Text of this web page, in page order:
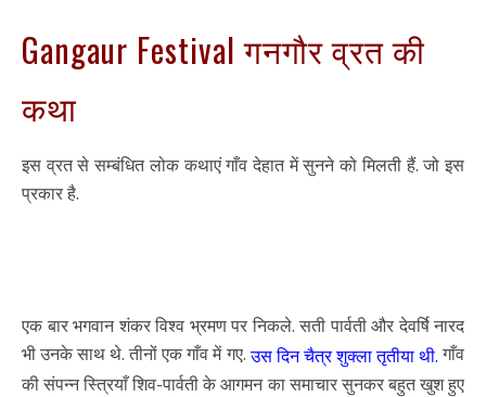
Gangaur Festival गनगौर व्रत की
कथा
इस व्रत से सम्बंधित लोक कथाएं गाँव देहात में सुनने को मिलती हैं. जो इस
प्रकार है.
एक बार भगवान शंकर विश्व भ्रमण पर निकले. सती पार्वती और देवर्षि नारद
भी उनके साथ थे. तीनों एक गाँव में गए.उस दिन चैत्र शुक्ला तृतीया थी.गाँव
की संपन्न स्त्रियाँ शिव-पार्वती के आगमन का समाचार सुनकर बहुत खुश हुए